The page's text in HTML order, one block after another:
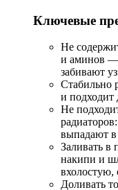
Ключевые
Не
и аминов —
забивают
Стабильно
и подходит
Не
выпадают в
Заливать
накипи и
вхолостую,
Доливать